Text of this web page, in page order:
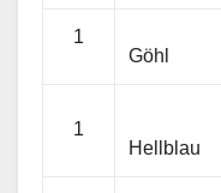
1
Göhl
1
Hellblau